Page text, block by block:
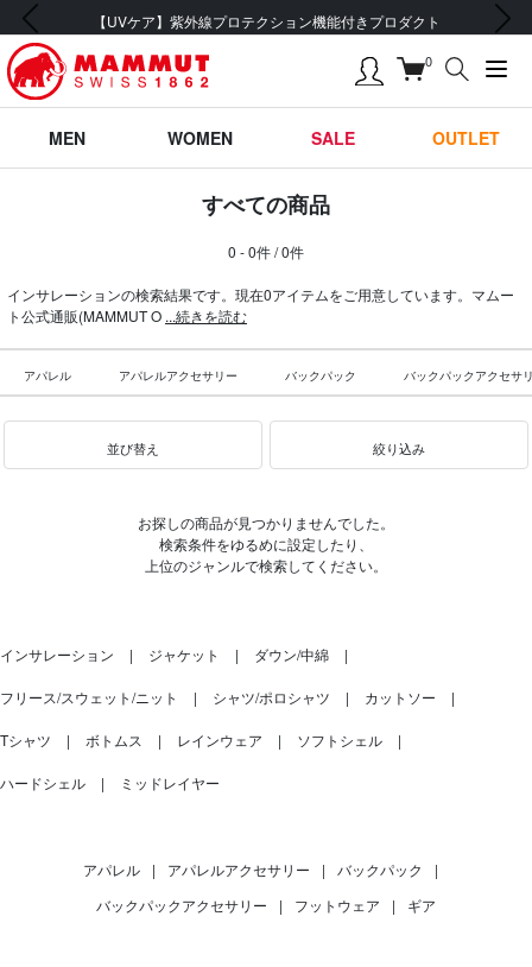
【UVケア】紫外線プロテクション機能付きプロダクト
前の画像 次の画像
0
MEN WOMEN SALE OUTLET
すべての商品
0 - 0件 / 0件
インサレーションの検索結果です。現在0アイテムをご用意しています。マムー
ト公式通販(MAMMUT O ...続きを読む
アパレル アパレルアクセサリー バックパック バックパックアクセサ
並び替え 絞り込み
お探しの商品が見つかりませんでした。
検索条件をゆるめに設定したり、
上位のジャンルで検索してください。
インサレーション ジャケット ダウン/中綿
フリース/スウェット/ニット シャツ/ポロシャツ カットソー
Tシャツ ボトムス レインウェア ソフトシェル
ハードシェル ミッドレイヤー
アパレル | アパレルアクセサリー | バックパック
|
バックパックアクセサリー
| フットウェア | ギア